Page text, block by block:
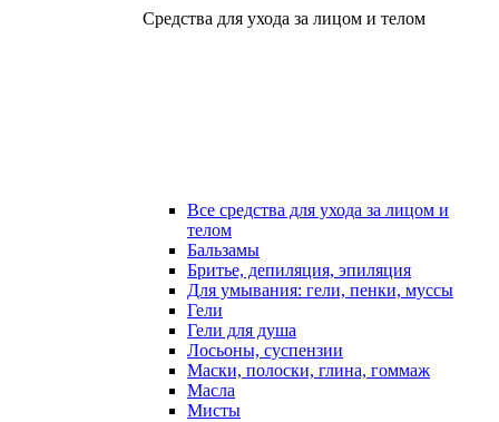
Средства для ухода за лицом и телом
Все средства для ухода за лицом и
телом
Бальзамы
Бритье, депиляция, эпиляция
Для умывания: гели, пенки, муссы
Гели
Гели для душа
Лосьоны, суспензии
Маски, полоски, глина, гоммаж
Масла
Мисты